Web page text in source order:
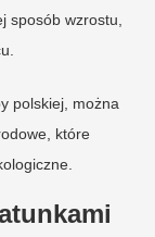
sposób wzrostu,
polskiej, można
które